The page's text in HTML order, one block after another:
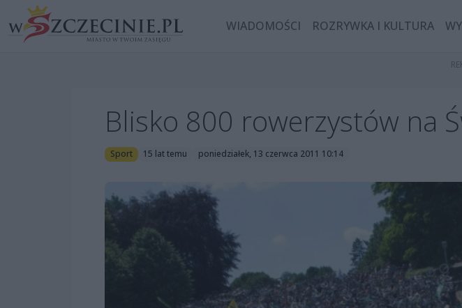
WIADOMOŚCI ROZRYWKA I KULTURA
Blisko 800 rowerzystów na
Sport 15 lat temu poniedziałek, 13 czerwca 2011 10:14